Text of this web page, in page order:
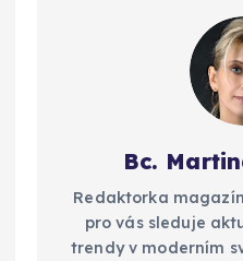
Bc.
Redaktorka
pro vás sleduje
trendy v moderním